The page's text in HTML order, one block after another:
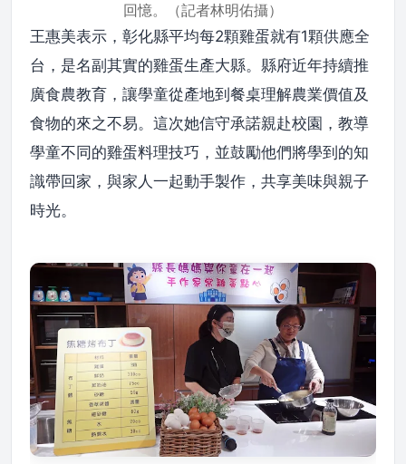
回憶。（記者林明佑攝）
王惠美表示，彰化縣平均每2顆雞蛋就有1顆供應全
台，是名副其實的雞蛋生產大縣。縣府近年持續推
廣食農教育，讓學童從產地到餐桌理解農業價值及
食物的來之不易。這次她信守承諾親赴校園，教導
學童不同的雞蛋料理技巧，並鼓勵他們將學到的知
識帶回家，與家人一起動手製作，共享美味與親子
時光。